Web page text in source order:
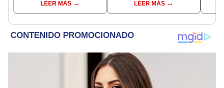
Aliaga no representan al
JNE
LEER MÁS
de alcaldesLEER MÁS